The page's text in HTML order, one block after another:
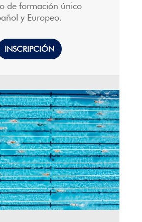
de formación único
y Europeo.
INSCRIPCIÓN